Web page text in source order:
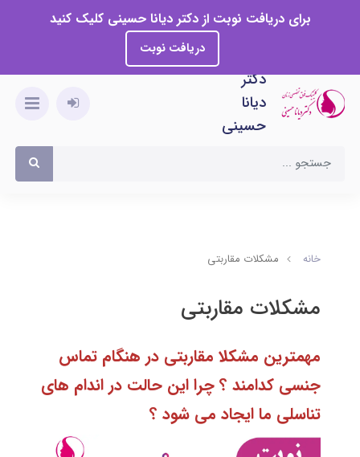
برای دریافت نوبت از دکتر دیانا حسینی کلیک کنید
دریافت نوبت
دکتر
دیانا
حسینی
خانه مشکلات مقاربتی
مشکلات مقاربتی
مهمترین مشکلا مقاربتی در هنگام تماس
جنسی کدامند ؟ چرا این حالت در اندام های
تناسلی ما ایجاد می شود ؟